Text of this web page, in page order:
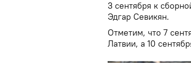
3 сентября к
Эдгар Севикян.
Отметим, что 7
Латвии, а 10